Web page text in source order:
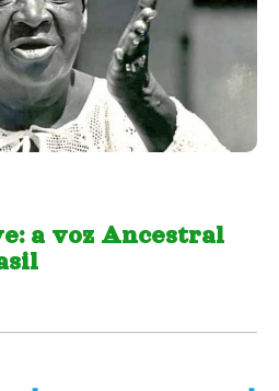
a voz Ancestral